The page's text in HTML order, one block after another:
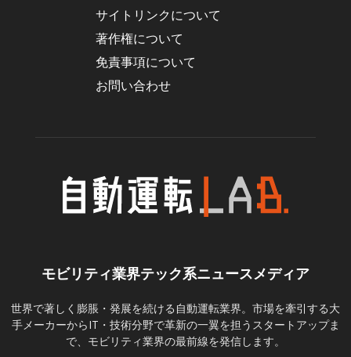
サイトリンクについて
著作権について
免責事項について
お問い合わせ
モビリティ業界テック系ニュースメディア
世界で著しく膨脹・発展を続ける自動運転業界。市場を牽引する大
手メーカーからIT・技術分野で革新の一翼を担うスタートアップま
で、モビリティ業界の最前線を発信します。